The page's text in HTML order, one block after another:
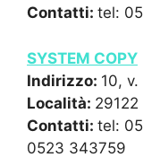
Contatti: tel:
SYSTEM COPY
Indirizzo: 10,
Località: 29122
Contatti: tel:
0523 343759